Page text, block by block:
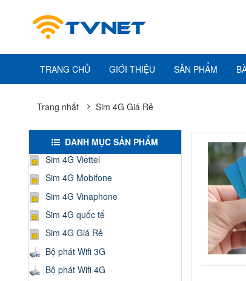
TRANG CHỦ GIỚI THIỆU SẢN PHẨM
Trang nhất Sim 4G Giá Rẻ
DANH MỤC SẢN PHẨM
Sim 4G Viettel
Sim 4G Mobifone
Sim 4G Vinaphone
Sim 4G quốc tế
Sim 4G Giá Rẻ
Bộ phát Wifi 3G
Bộ phát Wifi 4G